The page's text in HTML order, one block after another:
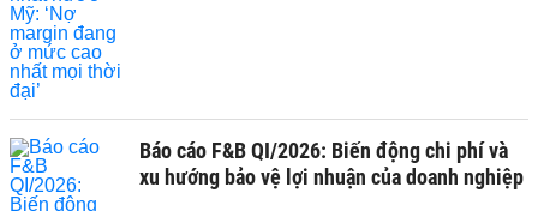
Báo cáo F&B QI/2026: Biến động chi phí và
xu hướng bảo vệ lợi nhuận của doanh nghiệp